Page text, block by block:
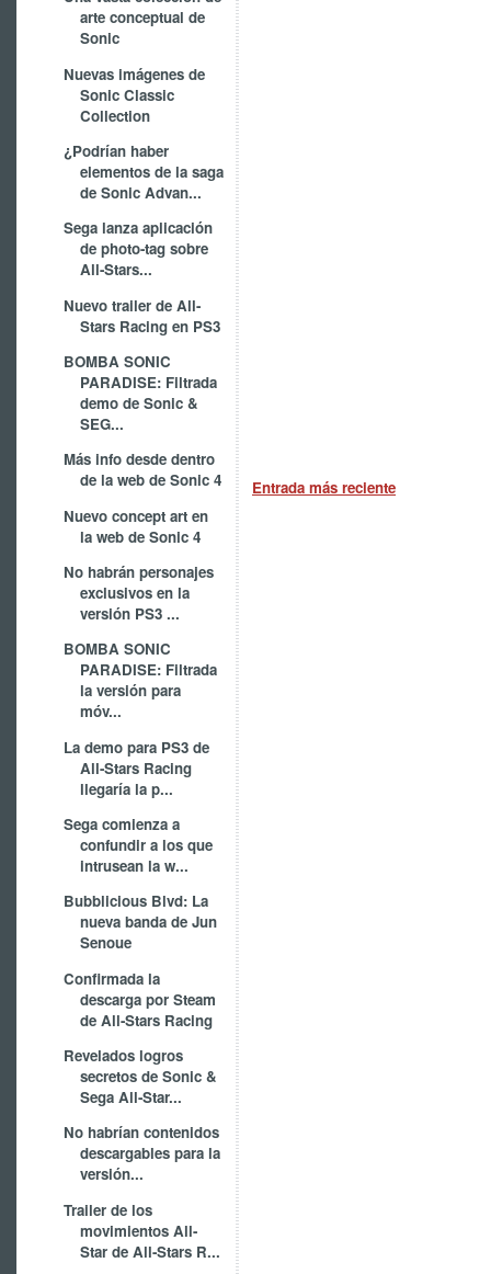
arte conceptual de
Sonic
Nuevas imágenes de
Sonic Classic
Collection
¿Podrían haber
elementos de la saga
de Sonic Advan...
Sega lanza aplicación
de photo-tag sobre
All-Stars...
Nuevo trailer de All-
Stars Racing en PS3
BOMBA SONIC
PARADISE: Filtrada
demo de Sonic &
SEG...
Más info desde dentro
de la web de Sonic 4
Nuevo concept art en
la web de Sonic 4
No habrán personajes
exclusivos en la
versión PS3 ...
BOMBA SONIC
PARADISE: Filtrada
la versión para
móv...
La demo para PS3 de
All-Stars Racing
llegaría la p...
Sega comienza a
confundir a los que
intrusean la w...
Bubblicious Blvd: La
nueva banda de Jun
Senoue
Confirmada la
descarga por Steam
de All-Stars Racing
Revelados logros
secretos de Sonic &
Sega All-Star...
No habrían contenidos
descargables para la
versión...
Trailer de los
movimientos All-
Star de All-Stars R...
Entrada más reciente